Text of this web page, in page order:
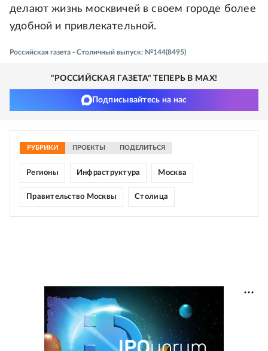
делают жизнь москвичей в своем городе более
удобной и привлекательной.
Российская газета - Столичный выпуск: №144(8495)
"РОССИЙСКАЯ ГАЗЕТА" ТЕПЕРЬ В MAX!
Подписывайтесь на нас
РУБРИКИ ПРОЕКТЫ ПОДЕЛИТЬСЯ
Регионы Инфраструктура Москва
Правительство Москвы Столица